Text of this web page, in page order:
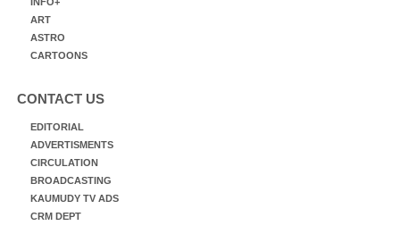
ART
ASTRO
CARTOONS
CONTACT US
EDITORIAL
ADVERTISMENTS
CIRCULATION
BROADCASTING
KAUMUDY TV ADS
CRM DEPT